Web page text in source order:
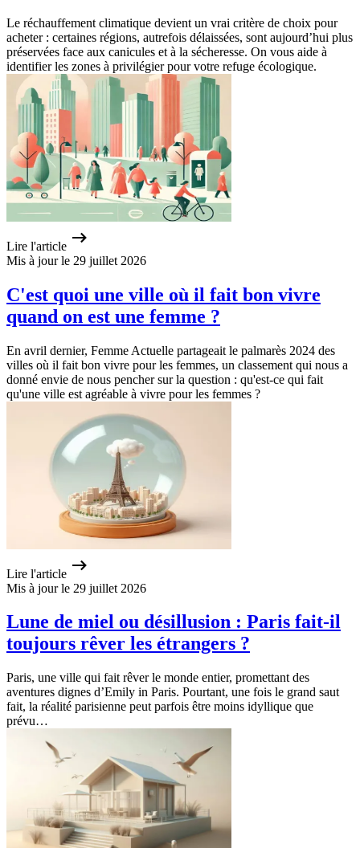
Le réchauffement climatique devient un vrai critère de choix pour
acheter : certaines régions, autrefois délaissées, sont aujourd’hui plus
préservées face aux canicules et à la sécheresse. On vous aide à
identifier les zones à privilégier pour votre refuge écologique.
Lire l'article
Mis à jour le 29 juillet 2026
C'est quoi une ville où il fait bon vivre
quand on est une femme ?
En avril dernier, Femme Actuelle partageait le palmarès 2024 des
villes où il fait bon vivre pour les femmes, un classement qui nous a
donné envie de nous pencher sur la question : qu'est-ce qui fait
qu'une ville est agréable à vivre pour les femmes ?
Lire l'article
Mis à jour le 29 juillet 2026
Lune de miel ou désillusion : Paris fait-il
toujours rêver les étrangers ?
Paris, une ville qui fait rêver le monde entier, promettant des
aventures dignes d’Emily in Paris. Pourtant, une fois le grand saut
fait, la réalité parisienne peut parfois être moins idyllique que
prévu…